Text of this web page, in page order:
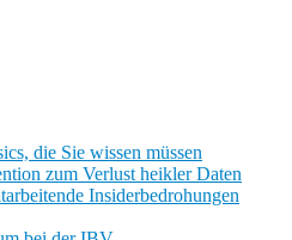
die Sie wissen müssen
zum Verlust heikler Daten
Insiderbedrohungen